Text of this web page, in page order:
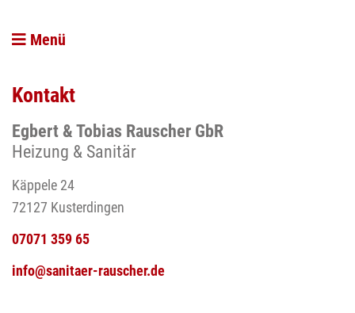
Menü
Kontakt
Egbert & Tobias Rauscher GbR
Heizung & Sanitär
Käppele 24
72127 Kusterdingen
07071 359 65
info@sanitaer-rauscher.de